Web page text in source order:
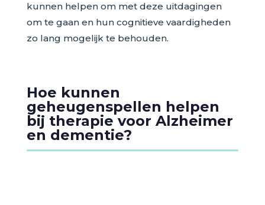
kunnen helpen om met deze uitdagingen
om te gaan en hun cognitieve vaardigheden
zo lang mogelijk te behouden.
Hoe kunnen
geheugenspellen helpen
bij therapie voor Alzheimer
en dementie?